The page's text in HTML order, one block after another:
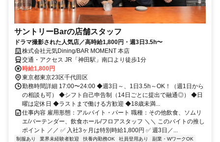
サントリーBarの店舗スタッフ
ドラマ撮影された人気店／高時給1,800円・週3日3.5h〜
株式会社元気Dining/BAR MOMENT 本店
交通・アクセス JR「神田駅」南口より徒歩1分
時給1,800円
東京都東京23区千代田区
勤務時間詳細 17:00〜24:00 ◆週3日～、1日3.5h～OK！（週1日から
の相談も可） ◆シフト自己申告制（14日ごとに提出で融通◎） ◆日
曜は定休日 ◆ラストまで働ける方歓迎 ◆18歳未満...
仕事内容 雇用形態：アルバイト・パート 職種：その他飲食、ソムリ
エ/バーテンダー、飲食ホール/フロアスタッフ ＼＼ このバイトの推し
ポイント ／／ ✅ 入社3ヶ月は特別時給1,800円 ✅ 週3日／...
制服あり 業界未経験者歓迎 扶養内勤務OK 社員登用あり
副業・WワークOK